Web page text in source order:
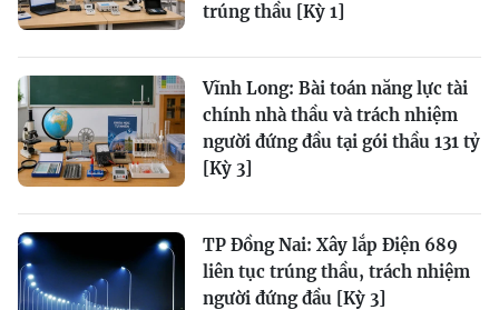
trúng thầu [Kỳ 1]
Vĩnh Long: Bài toán năng lực tài
chính nhà thầu và trách nhiệm
người đứng đầu tại gói thầu 131 tỷ
[Kỳ 3]
TP Đồng Nai: Xây lắp Điện 689
liên tục trúng thầu, trách nhiệm
người đứng đầu [Kỳ 3]